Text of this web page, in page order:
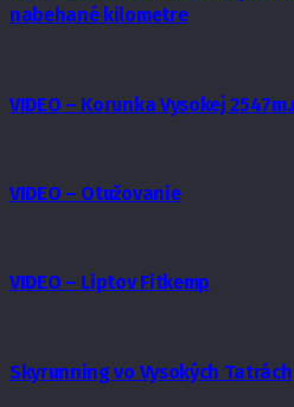
nabehané kilometre
VIDEO – Korunka Vysokej
VIDEO – Otužovanie
VIDEO – Liptov Fitkemp
Skyrunning vo Vysokých Tatrách